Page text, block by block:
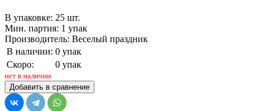
В упаковке: 25 шт.
Мин. партия: 1 упак
Производитель: Веселый праздник
В наличии: 0 упак
Скоро:
0 упак
нет в наличии
Добавить в сравнение